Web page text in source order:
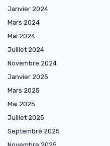
Janvier 2024
Mars 2024
Mai 2024
Juillet 2024
Novembre 2024
Janvier 2025
Mars 2025
Mai 2025
Juillet 2025
Septembre 2025